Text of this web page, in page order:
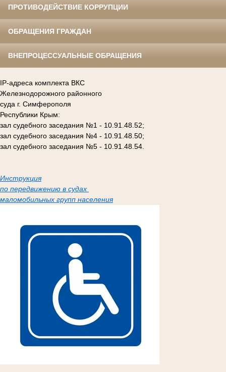
ПРОТИВОДЕЙСТВИЕ КОРРУПЦИИ
ОБРАЩЕНИЯ ГРАЖДАН
ВНЕПРОЦЕССУАЛЬНЫЕ ОБРАЩЕНИЯ
IP-адреса комплекта ВКС
Железнодорожного районного
суда г. Симферополя
Республики Крым:
зал судебного заседания №1 - 10.91.48.52;
зал судебного заседания №4 - 10.91.48.50;
зал судебного заседания №5 - 10.91.48.54.
Инструкция
по передвижению в судах
маломобильных групп населения